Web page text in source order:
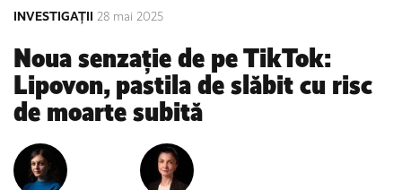
INVESTIGAȚII 28 mai 2025
Noua senzație de pe TikTok:
Lipovon, pastila de slăbit cu risc
de moarte subită